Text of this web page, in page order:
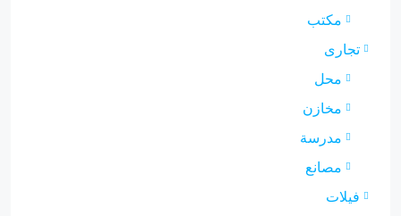
مكتب
تجارى
محل
مخازن
مدرسة
مصانع
فيلات